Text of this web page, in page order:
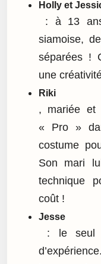
Holly et
: à 13
siamoise,
séparées !
une
Riki
, mariée et
« Pro »
costume
Son mari
technique
coût !
Jesse
: le seul